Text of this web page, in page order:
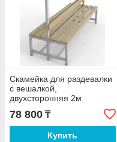
Скамейка для раздевалки
с вешалкой,
двухсторонняя 2м
78 800 ₸
Купить